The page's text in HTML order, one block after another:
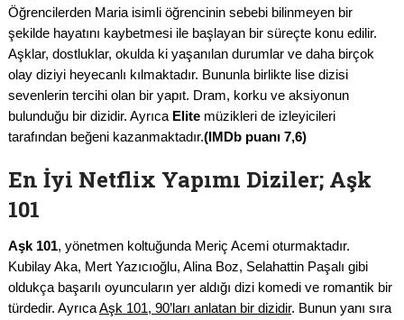
Öğrencilerden Maria isimli öğrencinin sebebi bilinmeyen bir
şekilde hayatını kaybetmesi ile başlayan bir süreçte konu edilir.
Aşklar, dostluklar, okulda ki yaşanılan durumlar ve daha birçok
olay diziyi heyecanlı kılmaktadır. Bununla birlikte lise dizisi
sevenlerin tercihi olan bir yapıt. Dram, korku ve aksiyonun
bulunduğu bir dizidir. Ayrıca Elite müzikleri de izleyicileri
tarafından beğeni kazanmaktadır.(IMDb puanı 7,6)
En İyi Netflix Yapımı Diziler; Aşk
101
Aşk 101, yönetmen koltuğunda Meriç Acemi oturmaktadır.
Kubilay Aka, Mert Yazıcıoğlu, Alina Boz, Selahattin Paşalı gibi
oldukça başarılı oyuncuların yer aldığı dizi komedi ve romantik bir
türdedir. AyrıcaAşk 101, 90’ları anlatan bir dizidir. Bunun yanı sıra